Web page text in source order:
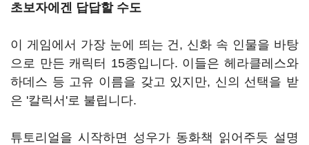
초보자에겐 답답할 수도
이 게임에서 가장 눈에 띄는 건, 신화 속 인물을 바탕
으로 만든 캐릭터 15종입니다. 이들은 헤라클레스와
하데스 등 고유 이름을 갖고 있지만, 신의 선택을 받
은 '칼릭서'로 불립니다.
튜토리얼을 시작하면 성우가 동화책 읽어주듯 설명